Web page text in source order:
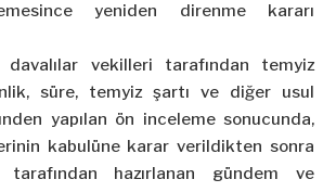
yeniden direnme kararı
davalılar vekilleri tarafından temyiz
süre, temyiz şartı ve diğer usul
yapılan ön inceleme sonucunda,
kabulüne karar verildikten sonra
hazırlanan gündem ve